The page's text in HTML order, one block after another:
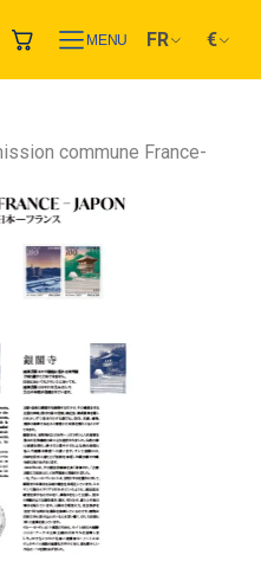
MENU FR €
commune France-